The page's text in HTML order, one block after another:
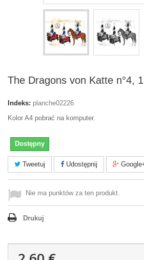
The Dragons von Katte n°4,
Indeks: planche02226
Kolor A4 pobrać na komputer.
Dostępny
Tweetuj Udostępnij
Nie ma punktów za ten produkt.
Drukuj